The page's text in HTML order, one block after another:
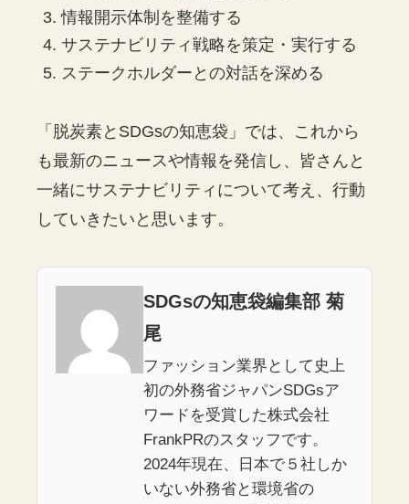
情報開示体制を整備する
サステナビリティ戦略を策定・実行する
ステークホルダーとの対話を深める
「脱炭素とSDGsの知恵袋」では、これから
も最新のニュースや情報を発信し、皆さんと
一緒にサステナビリティについて考え、行動
していきたいと思います。
SDGsの知恵袋編集部 菊
尾
ファッション業界として史上
初の外務省ジャパンSDGsア
ワードを受賞した株式会社
FrankPRのスタッフです。
2024年現在、日本で５社しか
いない外務省と環境省の